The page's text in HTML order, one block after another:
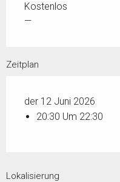
Kostenlos
—
Zeitplan
der 12 Juni 2026
20:30 Um 22:30
Lokalisierung